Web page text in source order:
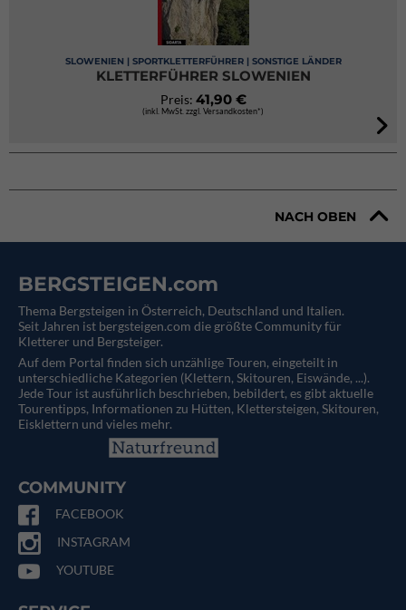
SLOWENIEN | SPORTKLETTERFÜHRER | SONSTIGE LÄNDER
KLETTERFÜHRER SLOWENIEN
Preis: 41,90 €
(inkl. MwSt. zzgl. Versandkosten*)
NACH OBEN
BERGSTEIGEN.com
Thema Bergsteigen in Österreich, Deutschland und Italien.
Seit Jahren ist bergsteigen.com die größte Community für
Kletterer und Bergsteiger.
Auf dem Portal finden sich unzählige Touren, eingeteilt in
unterschiedliche Kategorien (Klettern, Skitouren, Eiswände, ...).
Jede Tour ist ausführlich beschrieben, bebildert, es gibt aktuelle
Tourentipps, Informationen zu Hütten, Klettersteigen, Skitouren,
Eisklettern und vieles mehr.
COMMUNITY
FACEBOOK
INSTAGRAM
YOUTUBE